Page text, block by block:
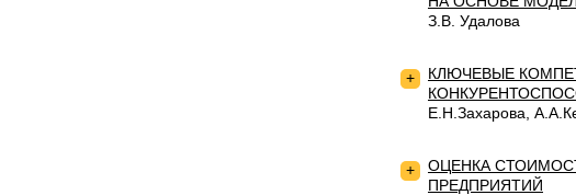
З.В. Удалова
+
КЛЮЧЕВЫЕ
Е.Н.Захарова,
+
ОЦЕНКА
ПРЕДПРИЯТИЙ